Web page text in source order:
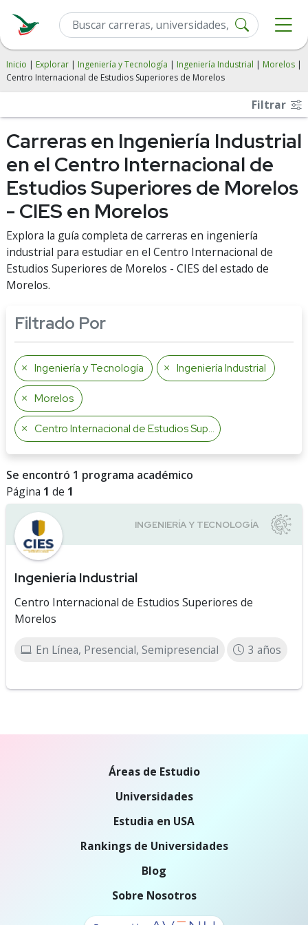
Inicio | Explorar | Ingeniería y Tecnología | Ingeniería Industrial | Morelos |
Centro Internacional de Estudios Superiores de Morelos
Filtrar
Carreras en Ingeniería Industrial
en el Centro Internacional de
Estudios Superiores de Morelos
- CIES en Morelos
Explora la guía completa de carreras en ingeniería
industrial para estudiar en el Centro Internacional de
Estudios Superiores de Morelos - CIES del estado de
Morelos.
Filtrado Por
Ingeniería y Tecnología Ingeniería Industrial
Morelos
Centro Internacional de Estudios Superiores de Morelos
Se encontró 1 programa académico
Página 1 de 1
Ingeniería Industrial
Centro Internacional de Estudios Superiores de
Morelos
En Línea, Presencial, Semipresencial 3 años
Áreas de Estudio
Universidades
Estudia en USA
Rankings de Universidades
Blog
Sobre Nosotros